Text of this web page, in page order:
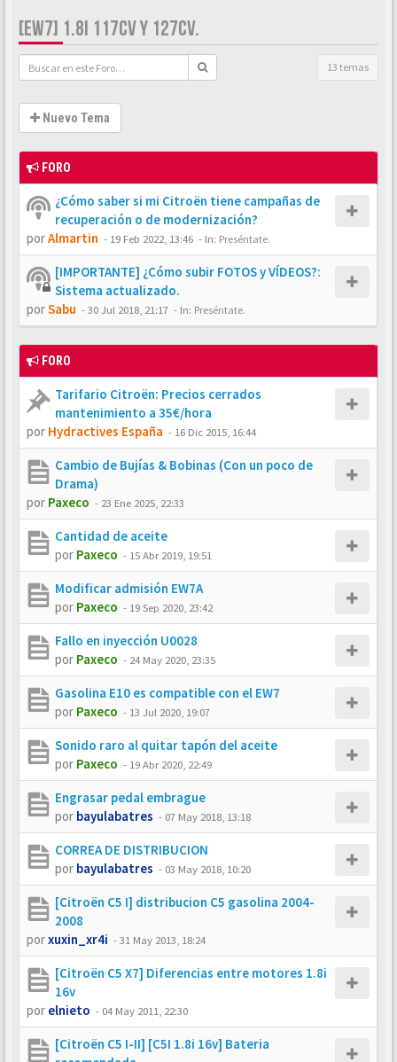
[EW7] 1.8I 117CV Y 127CV.
13 temas
Nuevo Tema
FORO
¿Cómo saber si mi Citroën tiene campañas de
recuperación o de modernización?
porAlmartin - 19 Feb 2022, 13:46 - In: Preséntate.
[IMPORTANTE] ¿Cómo subir FOTOS y VÍDEOS?:
Sistema actualizado.
porSabu -30 Jul 2018, 21:17 - In: Preséntate.
FORO
Tarifario Citroën: Precios cerrados
mantenimiento a 35€/hora
por Hydractives España - 16 Dic 2015, 16:44
Cambio de Bujías & Bobinas (Con un poco de
Drama)
por Paxeco - 23 Ene 2025, 22:33
Cantidad de aceite
por Paxeco - 15 Abr 2019, 19:51
Modificar admisión EW7A
por Paxeco - 19 Sep 2020, 23:42
Fallo en inyección U0028
por Paxeco - 24 May 2020, 23:35
Gasolina E10 es compatible con el EW7
por Paxeco - 13 Jul 2020, 19:07
Sonido raro al quitar tapón del aceite
por Paxeco - 19 Abr 2020, 22:49
Engrasar pedal embrague
por bayulabatres - 07 May 2018, 13:18
CORREA DE DISTRIBUCION
por bayulabatres - 03 May 2018, 10:20
[Citroën C5 I] distribucion C5 gasolina 2004-
2008
porxuxin_xr4i -31 May 2013, 18:24
[Citroën C5 X7] Diferencias entre motores 1.8i
16v
por elnieto - 04 May 2011, 22:30
[Citroën C5 I-II] [C5I 1.8i 16v] Bateria